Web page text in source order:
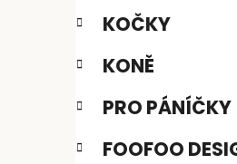
l
KOČKY
KONĚ
PRO PÁNÍČKY
FOOFOO